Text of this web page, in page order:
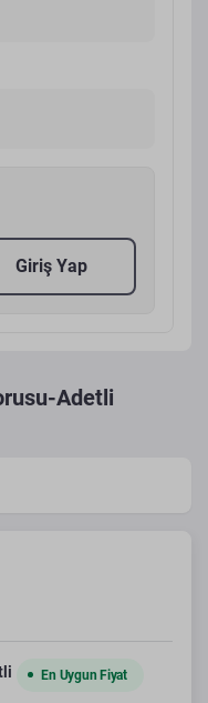
Giriş Yap
Adetli
En Uygun Fiyat